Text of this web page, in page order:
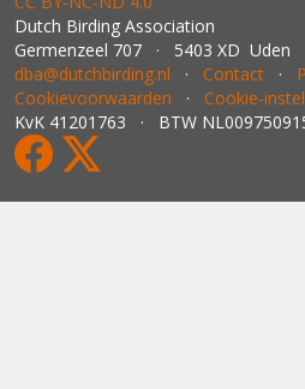
Dutch Birding Association
Germenzeel 707 · 5403 XD Uden
dba@dutchbirding.nl · Contact ·
Cookievoorwaarden · Cookie-
KvK 41201763 · BTW